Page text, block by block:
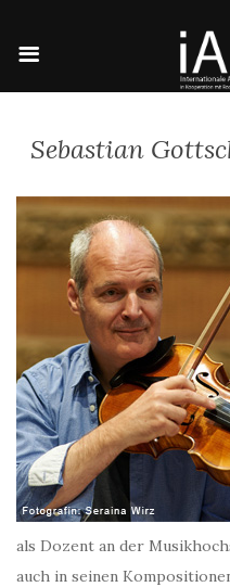
Sebastian
als Dozent an der
auch in seinen